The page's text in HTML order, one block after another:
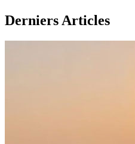
Derniers Articles